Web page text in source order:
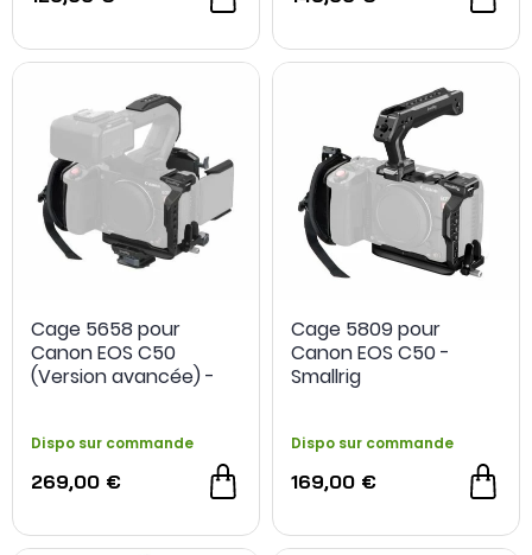
Cage 5658 pour
Canon EOS C50
(Version avancée) -
Dispo sur commande
269,00 €
Cage 5809 pour
Canon EOS C50 -
Smallrig
Dispo sur commande
169,00 €